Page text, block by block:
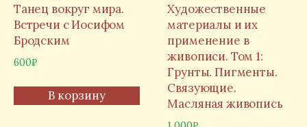
Танец вокруг мира.
Встречи с Иосифом
Бродским
600₽
В корзину
Художественные
материалы и их
применение в
живописи. Том 1:
Грунты. Пигменты.
Связующие.
Масляная живопись